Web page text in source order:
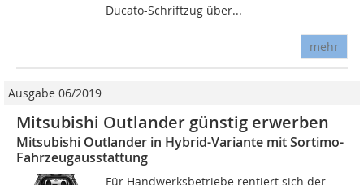
Ducato-Schriftzug über...
mehr
Ausgabe 06/2019
Mitsubishi Outlander günstig erwerben
Mitsubishi Outlander in Hybrid-Variante mit Sortimo-
Fahrzeugausstattung
Für Handwerksbetriebe rentiert sich der